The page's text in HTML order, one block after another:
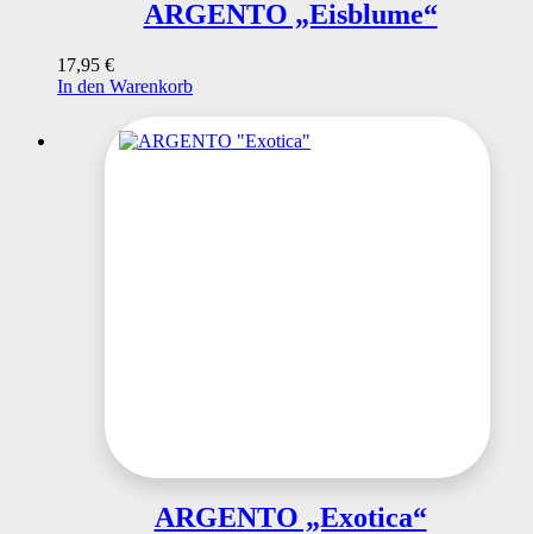
ARGENTO „Eisblume“
17,95 €
In den Warenkorb
ARGENTO „Exotica“